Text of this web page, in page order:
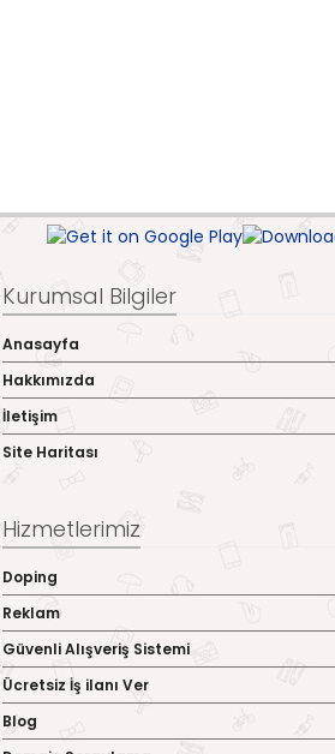
Kurumsal Bilgiler
Anasayfa
Hakkımızda
İletişim
Site Haritası
Hizmetlerimiz
Doping
Reklam
Güvenli Alışveriş Sistemi
Ücretsiz İş ilanı Ver
Blog